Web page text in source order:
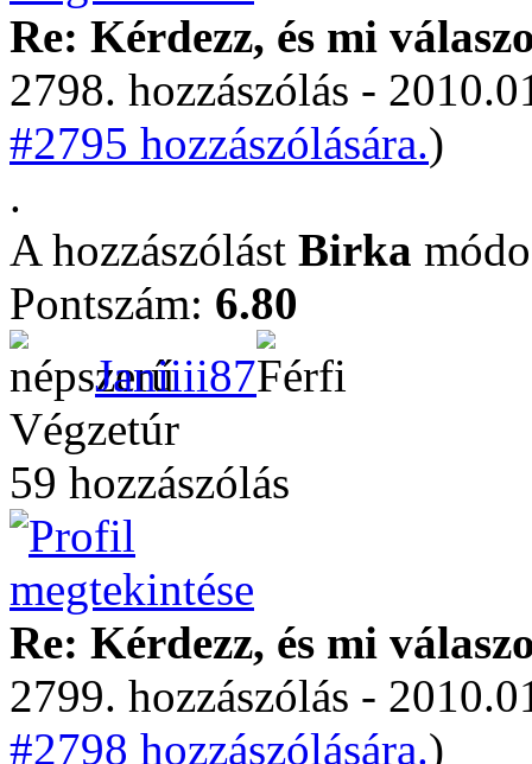
Re: Kérdezz, és mi
2798. hozzászólás -
#2795 hozzászólására.)
.
A hozzászólást Birka
Pontszám: 6.80
Janiiii87
Végzetúr
59 hozzászólás
Re: Kérdezz, és mi
2799. hozzászólás -
#2798 hozzászólására.)